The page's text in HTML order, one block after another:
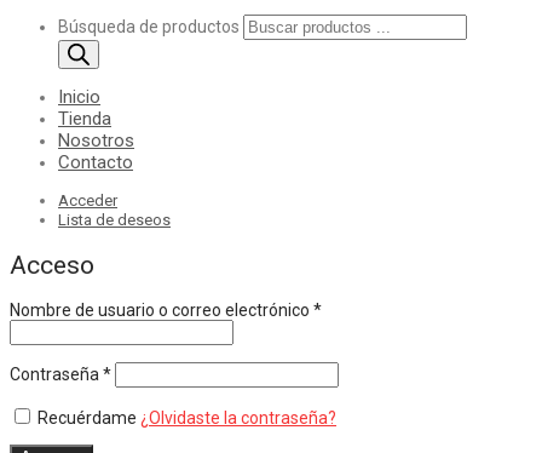
Búsqueda de productos
Inicio
Tienda
Nosotros
Contacto
Acceder
Lista de deseos
Acceso
Nombre de usuario o correo electrónico *
Contraseña *
Recuérdame ¿Olvidaste la contraseña?